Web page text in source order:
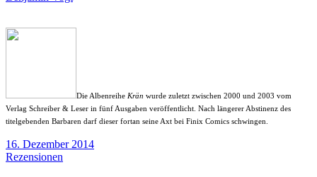
Die Albenreihe Krän wurde zuletzt zwischen 2000 und 2003 vom
Verlag Schreiber & Leser in fünf Ausgaben veröffentlicht. Nach längerer Abstinenz des
titelgebenden Barbaren darf dieser fortan seine Axt bei Finix Comics schwingen.
16. Dezember 2014
Rezensionen